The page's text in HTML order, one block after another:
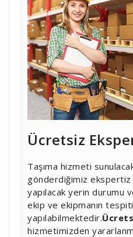
Ücretsiz
Taşıma hizmeti
gönderdiğimiz ekspertiz
yapılacak yerin durumu
ekip ve ekipmanın tespiti
yapılabilmektedir.
hizmetimizden